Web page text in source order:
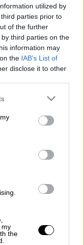
utilized by
parties prior to
of the further
third parties on the
information may
the IAB’s List of
disclose it to other
or more Google
You may click to
third-party tags to
in below Google
my
the